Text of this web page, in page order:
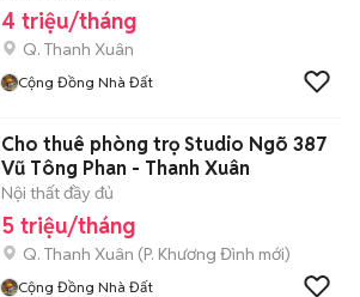
4 triệu/tháng
Q. Thanh Xuân
Cộng Đồng Nhà Đất
Cho thuê phòng trọ Studio Ngõ 387
Vũ Tông Phan - Thanh Xuân
Nội thất đầy đủ
5 triệu/tháng
Q. Thanh Xuân (P. Khương Đình mới)
Cộng Đồng Nhà Đất